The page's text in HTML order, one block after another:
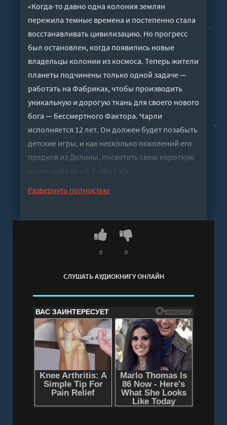
«Когда-то давно одна колония землян
пережила темные времена и постепенно стала
восстанавливать цивилизацию. Но прогресс
был остановлен, когда появились новые
владельцы колонии из космоса. Теперь жители
планеты подчинены только одной задаче —
работать на Фабриках, чтобы производить
уникальную и дорогую ткань для своего нового
бога — бессмертного Фактора. Чарли
исполняется 12 лет. Он должен будет позабыть
детские игры, и как несколько поколений его
предков из Долины, посвятить свою короткую
жизнь работе.» © Puffin Cafe
Развернуть полностью
СЛУШАТЬ АУДИОКНИГУ ОНЛАЙН
0 0